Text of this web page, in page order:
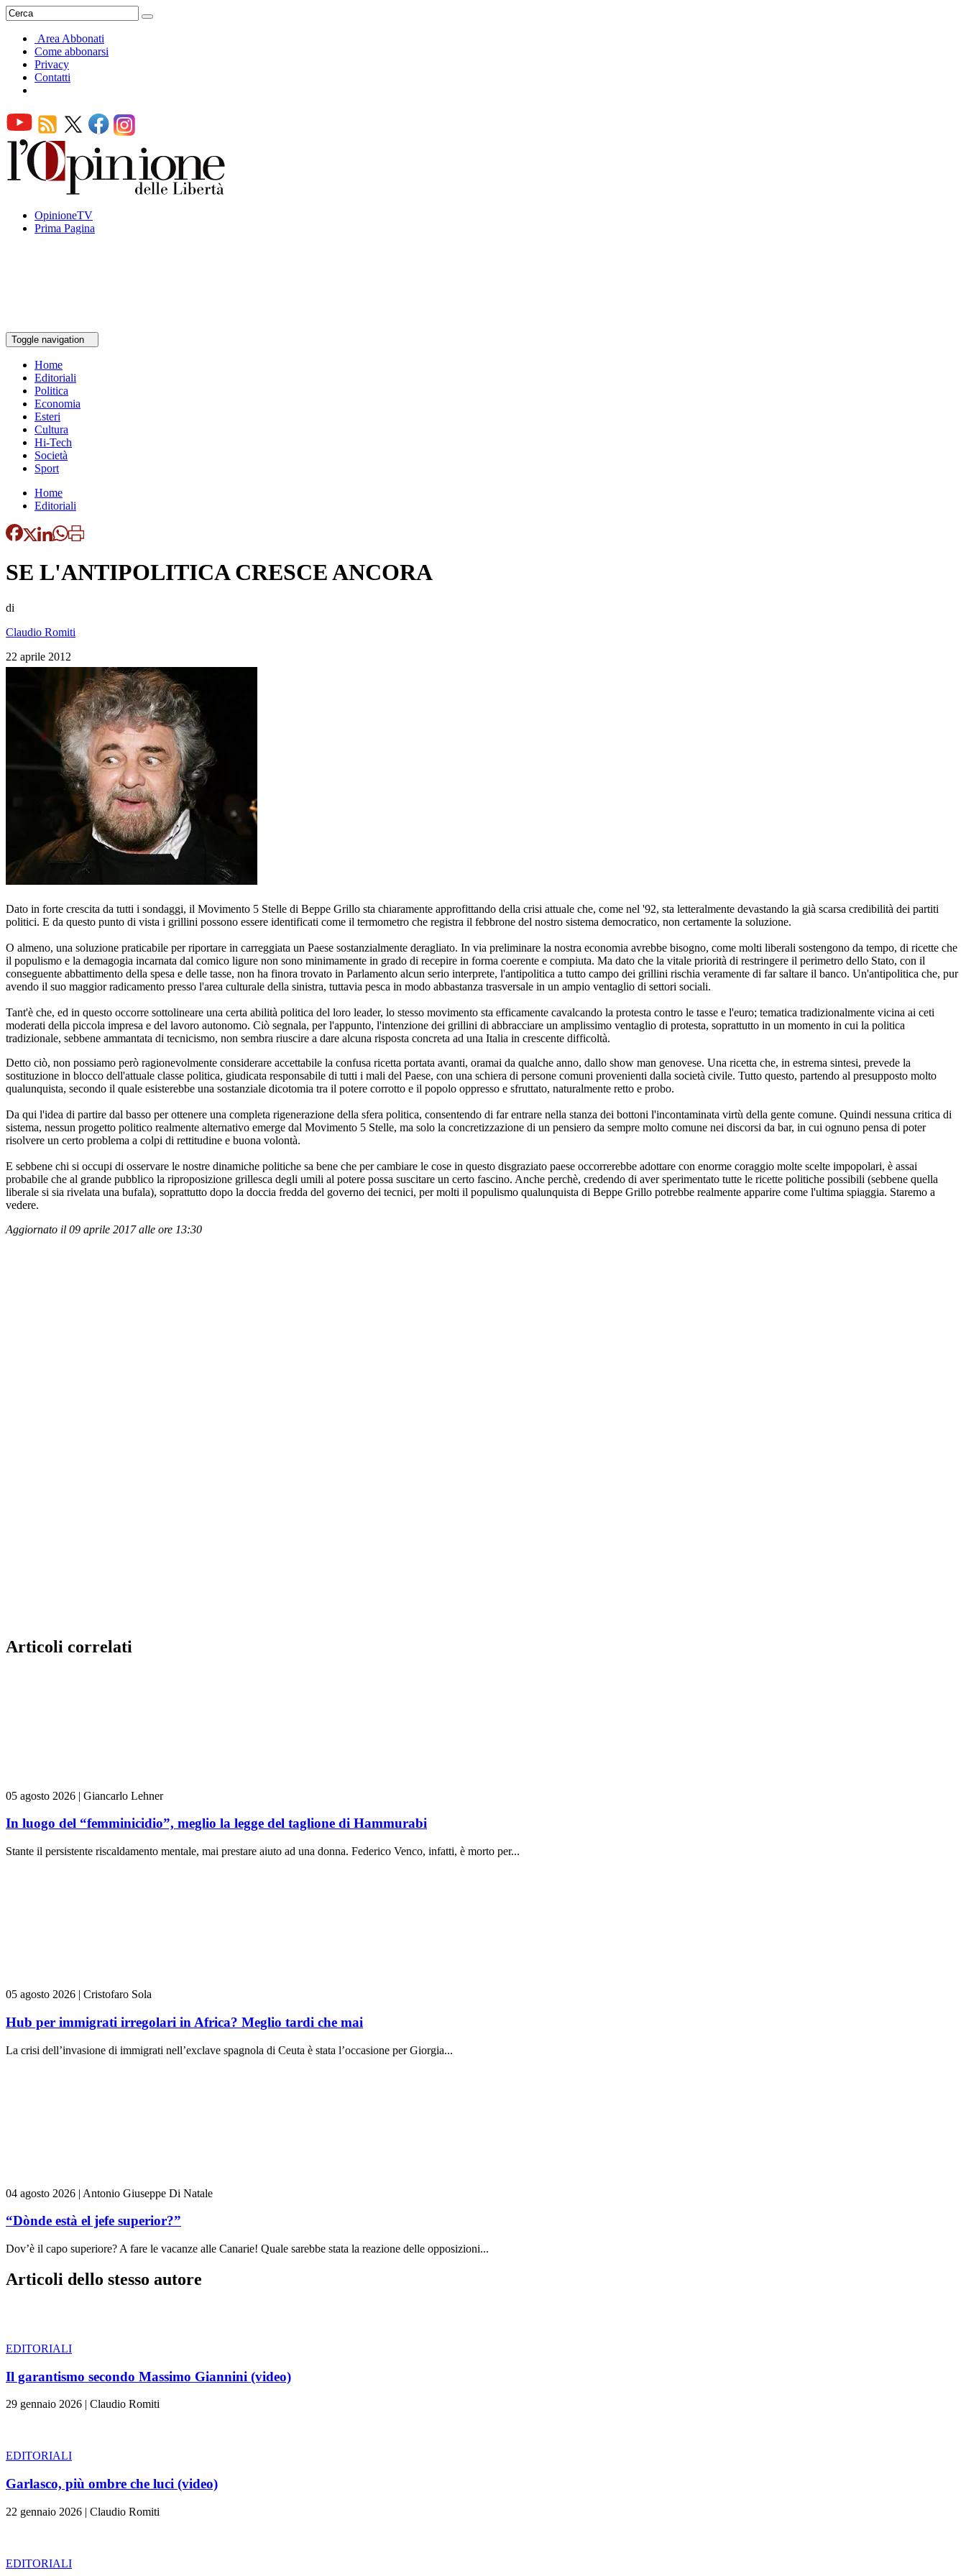
Area Abbonati
Come abbonarsi
Privacy
Contatti
OpinioneTV
Prima Pagina
Toggle navigation
Home
Editoriali
Politica
Economia
Esteri
Cultura
Hi-Tech
Società
Sport
Home
Editoriali
SE L'ANTIPOLITICA CRESCE ANCORA
di
Claudio Romiti
22 aprile 2012
Dato in forte crescita da tutti i sondaggi, il Movimento 5 Stelle di Beppe Grillo sta chiaramente approfittando della crisi attuale che, come nel '92, sta letteralmente devastando la già scarsa credibilità dei partiti
politici. E da questo punto di vista i grillini possono essere identificati come il termometro che registra il febbrone del nostro sistema democratico, non certamente la soluzione.
O almeno, una soluzione praticabile per riportare in carreggiata un Paese sostanzialmente deragliato. In via preliminare la nostra economia avrebbe bisogno, come molti liberali sostengono da tempo, di ricette che
il populismo e la demagogia incarnata dal comico ligure non sono minimamente in grado di recepire in forma coerente e compiuta. Ma dato che la vitale priorità di restringere il perimetro dello Stato, con il
conseguente abbattimento della spesa e delle tasse, non ha finora trovato in Parlamento alcun serio interprete, l'antipolitica a tutto campo dei grillini rischia veramente di far saltare il banco. Un'antipolitica che, pur
avendo il suo maggior radicamento presso l'area culturale della sinistra, tuttavia pesca in modo abbastanza trasversale in un ampio ventaglio di settori sociali.
Tant'è che, ed in questo occorre sottolineare una certa abilità politica del loro leader, lo stesso movimento sta efficamente cavalcando la protesta contro le tasse e l'euro; tematica tradizionalmente vicina ai ceti
moderati della piccola impresa e del lavoro autonomo. Ciò segnala, per l'appunto, l'intenzione dei grillini di abbracciare un amplissimo ventaglio di protesta, soprattutto in un momento in cui la politica
tradizionale, sebbene ammantata di tecnicismo, non sembra riuscire a dare alcuna risposta concreta ad una Italia in crescente difficoltà.
Detto ciò, non possiamo però ragionevolmente considerare accettabile la confusa ricetta portata avanti, oramai da qualche anno, dallo show man genovese. Una ricetta che, in estrema sintesi, prevede la
sostituzione in blocco dell'attuale classe politica, giudicata responsabile di tutti i mali del Paese, con una schiera di persone comuni provenienti dalla società civile. Tutto questo, partendo al presupposto molto
qualunquista, secondo il quale esisterebbe una sostanziale dicotomia tra il potere corrotto e il popolo oppresso e sfruttato, naturalmente retto e probo.
Da qui l'idea di partire dal basso per ottenere una completa rigenerazione della sfera politica, consentendo di far entrare nella stanza dei bottoni l'incontaminata virtù della gente comune. Quindi nessuna critica di
sistema, nessun progetto politico realmente alternativo emerge dal Movimento 5 Stelle, ma solo la concretizzazione di un pensiero da sempre molto comune nei discorsi da bar, in cui ognuno pensa di poter
risolvere un certo problema a colpi di rettitudine e buona volontà.
E sebbene chi si occupi di osservare le nostre dinamiche politiche sa bene che per cambiare le cose in questo disgraziato paese occorrerebbe adottare con enorme coraggio molte scelte impopolari, è assai
probabile che al grande pubblico la riproposizione grillesca degli umili al potere possa suscitare un certo fascino. Anche perchè, credendo di aver sperimentato tutte le ricette politiche possibili (sebbene quella
liberale si sia rivelata una bufala), soprattutto dopo la doccia fredda del governo dei tecnici, per molti il populismo qualunquista di Beppe Grillo potrebbe realmente apparire come l'ultima spiaggia. Staremo a
vedere.
Aggiornato il 09 aprile 2017 alle ore 13:30
Articoli correlati
05 agosto 2026 | Giancarlo Lehner
In luogo del “femminicidio”, meglio la legge del taglione di Hammurabi
Stante il persistente riscaldamento mentale, mai prestare aiuto ad una donna. Federico Venco, infatti, è morto per...
05 agosto 2026 | Cristofaro Sola
Hub per immigrati irregolari in Africa? Meglio tardi che mai
La crisi dell’invasione di immigrati nell’exclave spagnola di Ceuta è stata l’occasione per Giorgia...
04 agosto 2026 | Antonio Giuseppe Di Natale
“Dònde està el jefe superior?”
Dov’è il capo superiore? A fare le vacanze alle Canarie! Quale sarebbe stata la reazione delle opposizioni...
Articoli dello stesso autore
EDITORIALI
Il garantismo secondo Massimo Giannini (video)
29 gennaio 2026 | Claudio Romiti
EDITORIALI
Garlasco, più ombre che luci (video)
22 gennaio 2026 | Claudio Romiti
EDITORIALI